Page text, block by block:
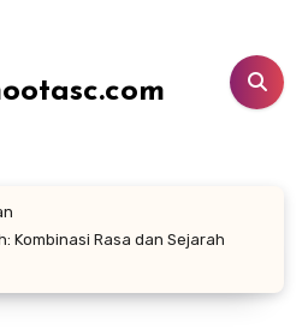
Kombinasi Rasa dan Sejarah